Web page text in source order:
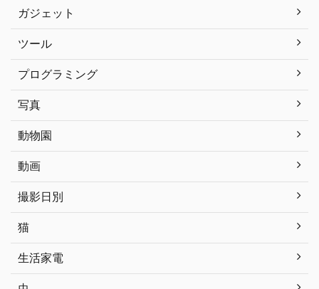
ガジェット
ツール
プログラミング
写真
動物園
動画
撮影日別
猫
生活家電